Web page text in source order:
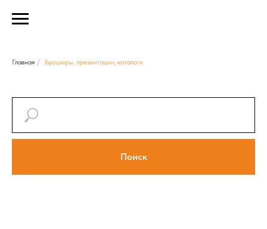
Главная / Брошюры, презентации, каталоги
Поиск